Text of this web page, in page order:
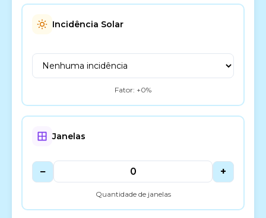
Incidência Solar
Fator: +0%
Janelas
− +
Quantidade de janelas